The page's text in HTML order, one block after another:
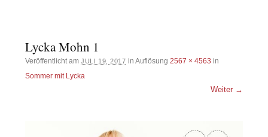
Lycka Mohn 1
Veröffentlicht amJULI 19, 2017 in Auflösung 2567 × 4563 in
Sommer mit Lycka
Weiter →